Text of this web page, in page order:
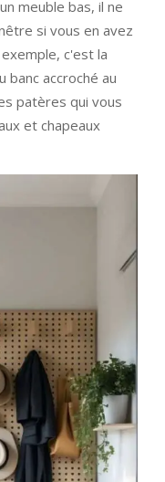
meuble bas, il ne
si vous en avez
c'est la
banc accroché au
patères qui vous
et chapeaux